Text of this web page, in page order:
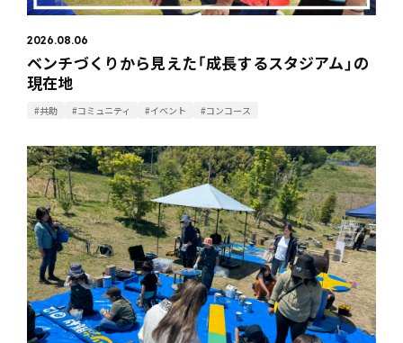
2026.08.06
ベンチづくりから見えた「成長するスタジアム」の
現在地
#共助 #コミュニティ #イベント #コンコース